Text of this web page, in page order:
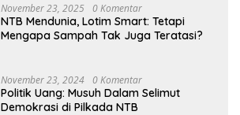
November 23, 2025 0 Komentar
NTB Mendunia, Lotim Smart: Tetapi
Mengapa Sampah Tak Juga Teratasi?
November 23, 2024 0 Komentar
Politik Uang: Musuh Dalam Selimut
Demokrasi di Pilkada NTB